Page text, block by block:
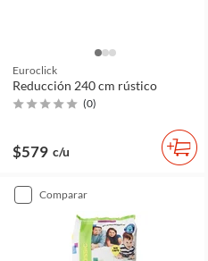
Euroclick
Reducción 240 cm rústico
(0)
$579 c/u
comparar